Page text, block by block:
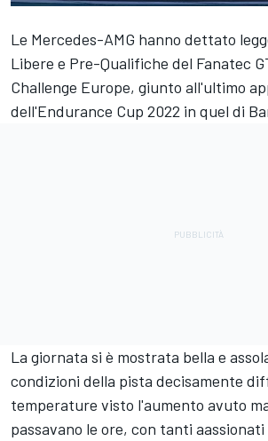
Le Mercedes-AMG hanno dettato
Libere e Pre-Qualifiche del Fanatec
Challenge Europe, giunto all'ultimo
dell'Endurance Cup 2022 in quel di
La giornata si è mostrata bella e
condizioni della pista decisamente
temperature visto l'aumento avuto
passavano le ore, con tanti